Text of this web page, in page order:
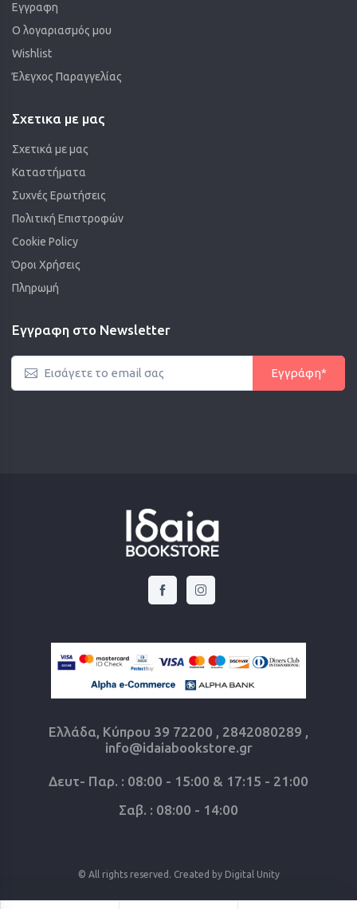
Εγγραφη
Ο λογαριασμός μου
Wishlist
Έλεγχος Παραγγελίας
Σχετικα με μας
Σχετικά με μας
Καταστήματα
Συχνές Ερωτήσεις
Πολιτική Επιστροφών
Cookie Policy
Όροι Χρήσεις
Πληρωμή
Εγγραφη στο Newsletter
Εγγράφη*
Ελλάδα, Κύπρου 39 72200 , 2842080289 ,
info@idaiabookstore.gr
Δευτ- Παρ. : 08:00 - 15:00 & 17:15 - 21:00
Σαβ. : 08:00 - 14:00
© All rights reserved. Created by Digital Unity